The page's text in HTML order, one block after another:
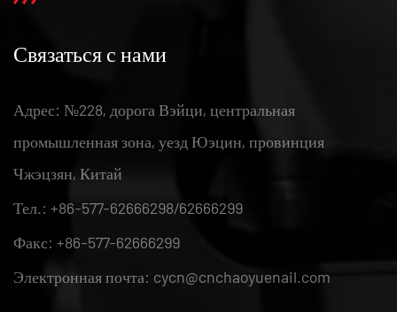
Связаться с нами
Адрес: №228, дорога Вэйци, центральная
промышленная зона, уезд Юэцин, провинция
Чжэцзян, Китай
Тел.: +86-577-62666298/62666299
Факс: +86-577-62666299
Электронная почта: cycn@cnchaoyuenail.com